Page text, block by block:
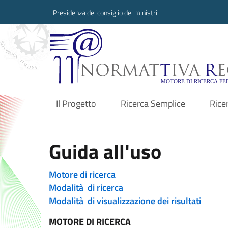
Presidenza del consiglio dei ministri
Normattiva
Il Progetto
current Ricerca Semplice
Guida all'uso
Motore di ricerca
Modalità di ricerca
Modalità di visualizzazione dei risultati
MOTORE DI RICERCA